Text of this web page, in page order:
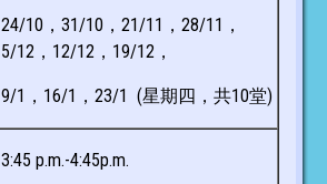
24/10，31/10，21/11，28/11，
5/12，12/12，19/12，
9/1，16/1，23/1 (星期四，共10堂)
3:45 p.m.-4:45p.m.